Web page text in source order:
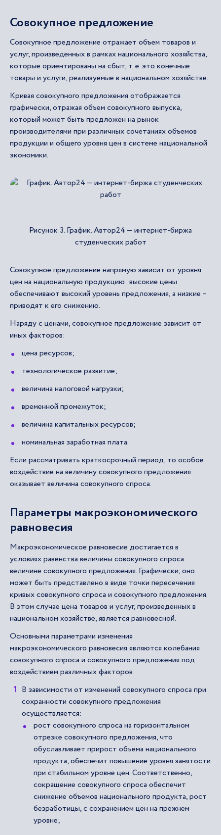
Совокупное предложение
Совокупное предложение отражает объем товаров и
услуг, произведенных в рамках национального хозяйства,
которые ориентированы на сбыт, т. е. это конечные
товары и услуги, реализуемые в национальном хозяйстве.
Кривая совокупного предложения отображается
графически, отражая объем совокупного выпуска,
который может быть предложен на рынок
производителями при различных сочетаниях объемов
продукции и общего уровня цен в системе национальной
экономики.
Рисунок 3. График. Автор24 — интернет-биржа
студенческих работ
Совокупное предложение напрямую зависит от уровня
цен на национальную продукцию: высокие цены
обеспечивают высокий уровень предложения, а низкие –
приводят к его снижению.
Наряду с ценами, совокупное предложение зависит от
иных факторов:
цена ресурсов;
технологическое развитие;
величина налоговой нагрузки;
временной промежуток;
величина капитальных ресурсов;
номинальная заработная плата.
Если рассматривать краткосрочный период, то особое
воздействие на величину совокупного предложения
оказывает величина совокупного спроса.
Параметры макроэкономического
равновесия
Макроэкономическое равновесие достигается в
условиях равенства величины совокупного спроса
величине совокупного предложения. Графически, оно
может быть представлено в виде точки пересечения
кривых совокупного спроса и совокупного предложения.
В этом случае цена товаров и услуг, произведенных в
национальном хозяйстве, является равновесной.
Основными параметрами изменения
макроэкономического равновесия являются колебания
совокупного спроса и совокупного предложения под
воздействием различных факторов:
В зависимости от изменений совокупного спроса при
сохранности совокупного предложения
осуществляется:
рост совокупного спроса на горизонтальном
отрезке совокупного предложения, что
обуславливает прирост объема национального
продукта, обеспечит повышение уровня занятости
при стабильном уровне цен. Соответственно,
сокращение совокупного спроса обеспечит
снижение объемов национального продукта, рост
безработицы, с сохранением цен на прежнем
уровне;